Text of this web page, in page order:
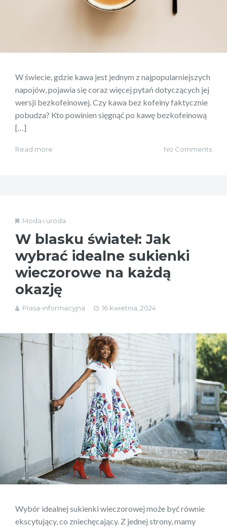
W świecie, gdzie kawa jest jednym z najpopularniejszych
napojów, pojawia się coraz więcej pytań dotyczących jej
wersji bezkofeinowej. Czy kawa bez kofeiny faktycznie
pobudza? Kto powinien sięgnąć po kawę bezkofeinową
[…]
Read more No Comments
Moda i uroda
W blasku świateł: Jak
wybrać idealne sukienki
wieczorowe na każdą
okazję
Prasa-informacyjna 16 kwietnia, 2024
Wybór idealnej sukienki wieczorowej może być równie
ekscytujący, co zniechęcający. Z jednej strony, mamy